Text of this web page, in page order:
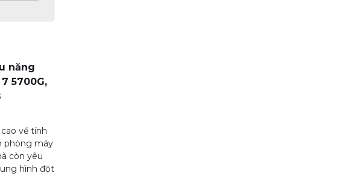
năng
5700G,
về tính
phòng máy
còn yêu
hình đột